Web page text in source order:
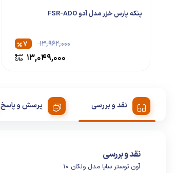
پنکه پارس خزر مدل آدو FSR-ADO
۱۳,۹۶۲,۰۰۰
۱۳,۰۴۹,۰۰۰
۷
نقد و بررسی پرسش و پاسخ
نقد و بررسی
آون توستر سایا مدل ولکان ۱۰